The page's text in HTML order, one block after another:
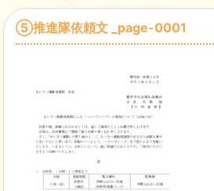
⑤推進隊依頼文 _page-0001